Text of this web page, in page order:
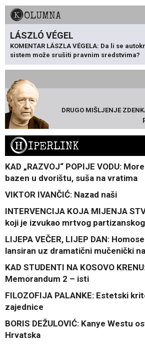
KOLUMNA
LÁSZLÓ VÉGEL
KOMENTAR LÁSZLA VÉGELA: Da li se
sistem može srušiti pravnim sredstvima?
DRUGO MIŠLJENJE
HIPERLINK
KAD „RAZVOJ“ POPIJE VODU:
bazen u dvorištu, suša na vratima
VIKTOR IVANČIĆ: Nazad naši
INTERVENCIJA KOJA MIJENJA
koji je izvukao mrtvog
LIJEPA VEČER, LIJEP DAN:
lansiran uz dramatični mučenički
KAD STUDENTI NA KOSOVO
Memorandum 2 – isti
FILOZOFIJA PALANKE: Estetski
zajednice
BORIS DEŽULOVIĆ: Kanye Westu
Hrvatska